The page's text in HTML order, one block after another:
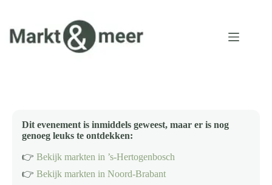
inhoud
Dit evenement is inmiddels geweest, maar er is nog
genoeg leuks te ontdekken:
👉 Bekijk markten in ’s-Hertogenbosch
👉 Bekijk markten in Noord-Brabant